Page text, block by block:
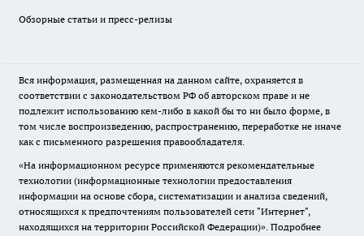
Обзорные статьи и пресс-релизы
Вся информация, размещенная на данном сайте, охраняется в
соответствии с законодательством РФ об авторском праве и не
подлежит использованию кем-либо в какой бы то ни было форме, в
том числе воспроизведению, распространению, переработке не иначе
как с письменного разрешения правообладателя.
«На информационном ресурсе применяются рекомендательные
технологии (информационные технологии предоставления
информации на основе сбора, систематизации и анализа сведений,
относящихся к предпочтениям пользователей сети "Интернет",
находящихся на территории Российской Федерации)». Подробнее